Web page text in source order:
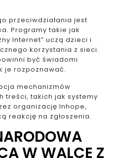
przeciwdziałania jest
Programy takie jak
Internet” uczą dzieci i
korzystania z sieci.
być świadomi
je rozpoznawać.
mechanizmów
treści, takich jak systemy
organizację Inhope,
reakcję na zgłoszenia.
W WALCE Z